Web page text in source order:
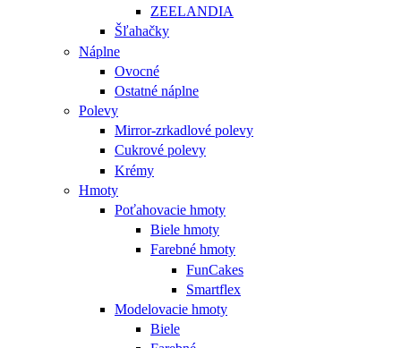
ZEELANDIA
Šľahačky
Náplne
Ovocné
Ostatné náplne
Polevy
Mirror-zrkadlové polevy
Cukrové polevy
Krémy
Hmoty
Poťahovacie hmoty
Biele hmoty
Farebné hmoty
FunCakes
Smartflex
Modelovacie hmoty
Biele